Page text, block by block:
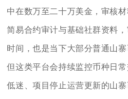
中在数万至二十万美金，审核材
简易合约审计与基础社群资料
时间，也是当下大部分普通山寨
但这类平台会持续监控币种日
低迷、项目停止运营更新的山